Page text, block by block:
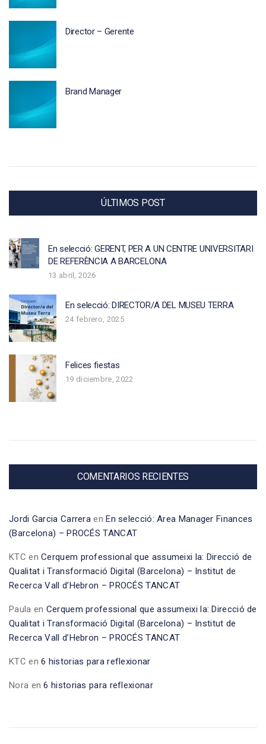
Director – Gerente
Brand Manager
ÚLTIMOS POST
En selecció: GERENT, PER A UN CENTRE UNIVERSITARI
DE REFERÈNCIA A BARCELONA
13 abril, 2026
En selecció: DIRECTOR/A DEL MUSEU TERRA
24 febrero, 2025
Felices fiestas
19 diciembre, 2022
COMENTARIOS RECIENTES
Jordi Garcia Carrera enEn selecció: Area Manager Finances
(Barcelona) – PROCÉS TANCAT
KTC enCerquem professional que assumeixi la: Direcció de
Qualitat i Transformació Digital (Barcelona) – Institut de
Recerca Vall d’Hebron – PROCÉS TANCAT
Paula en Cerquem professional que assumeixi la: Direcció de
Qualitat i Transformació Digital (Barcelona) – Institut de
Recerca Vall d’Hebron – PROCÉS TANCAT
KTC en6 historias para reflexionar
Nora en6 historias para reflexionar